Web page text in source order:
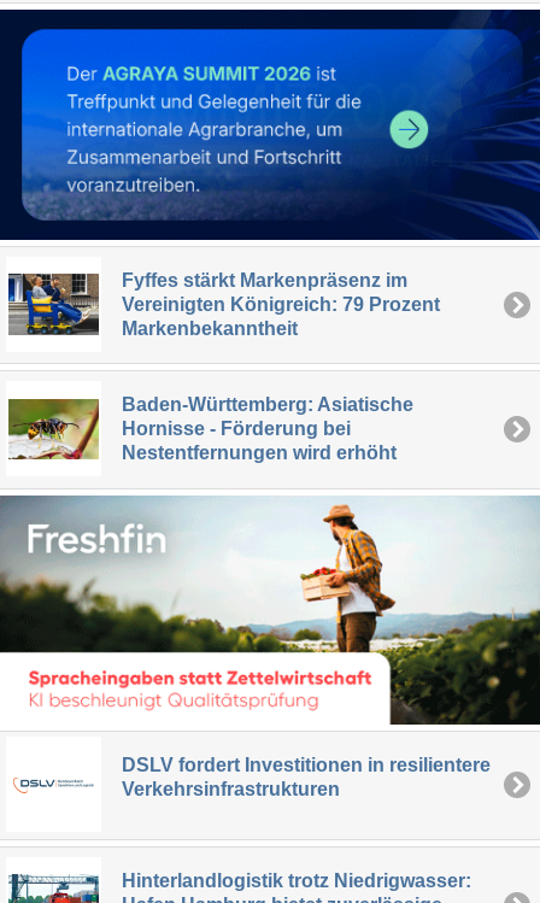
Fyffes stärkt Markenpräsenz im
Vereinigten Königreich: 79 Prozent
Markenbekanntheit
Baden-Württemberg: Asiatische
Hornisse - Förderung bei
Nestentfernungen wird erhöht
DSLV fordert Investitionen in resilientere
Verkehrsinfrastrukturen
Hinterlandlogistik trotz Niedrigwasser: